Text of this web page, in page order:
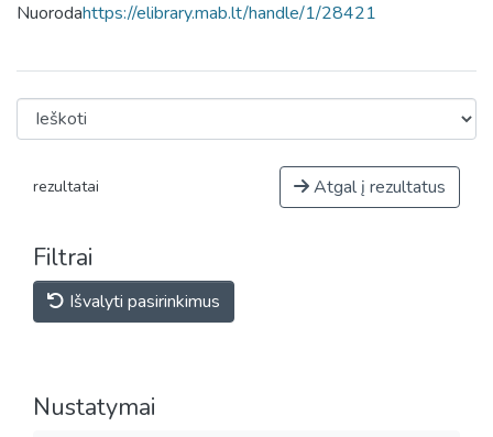
Nuorodahttps://elibrary.mab.lt/handle/1/28421
rezultatai Atgal į rezultatus
Filtrai
Išvalyti pasirinkimus
Nustatymai